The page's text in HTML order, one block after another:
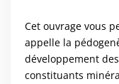
Cet ouvrage vous
appelle la
développement
constituants